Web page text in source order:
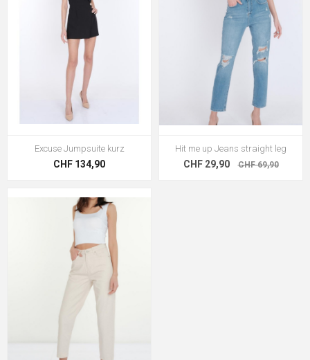
Excuse Jumpsuite kurz
CHF 134,90
Hit me up Jeans straight leg
CHF 29,90 CHF 69,90